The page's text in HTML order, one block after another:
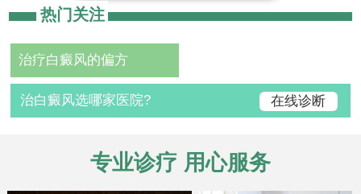
热门关注
治疗白癜风的偏方
治白癜风选哪家医院? 在线诊断
专业诊疗 用心服务